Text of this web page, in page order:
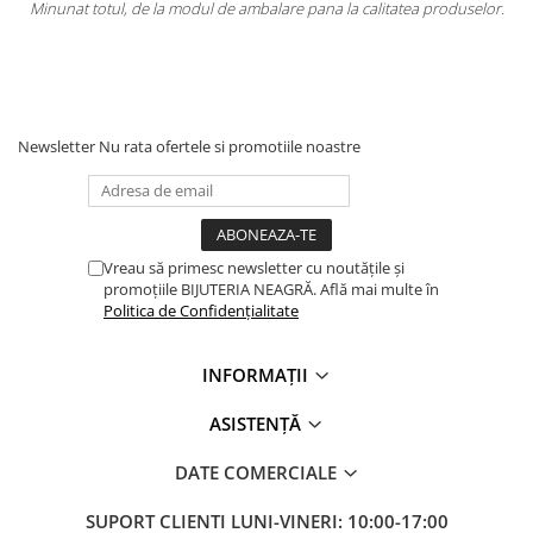
ambalare pana la calitatea produselor.
Totul la superlativ!
Newsletter Nu rata ofertele si promotiile noastre
Vreau să primesc newsletter cu noutățile și
promoțiile BIJUTERIA NEAGRĂ. Află mai multe în
Politica de Confidențialitate
INFORMAȚII
ASISTENȚĂ
DATE COMERCIALE
SUPORT CLIENTI LUNI-VINERI: 10:00-17:00